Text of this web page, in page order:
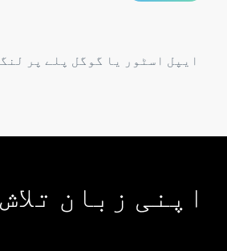
ایپل اسٹور یا گوگل پلے پر
اپنی زبان